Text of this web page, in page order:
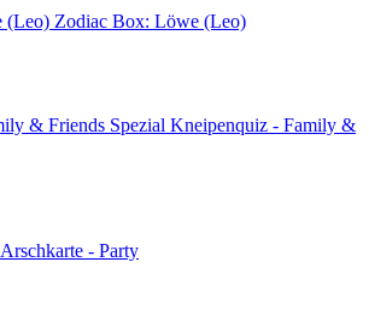
Zodiac Box: Löwe (Leo)
Kneipenquiz - Family &
Arschkarte - Party